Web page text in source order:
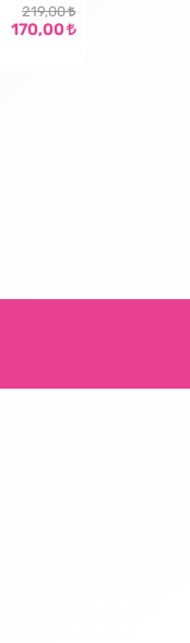
219,00
170,00